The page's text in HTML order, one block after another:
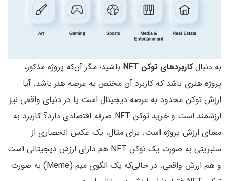
به دنبالکاربردهای توکن NFT
باشید؛ مگر آن‌که پروژه مذکور،
پروژه هنری باشد که کاربرد آن مختص به عرصه هنر باشد. آیا
ارزش توکن محدود به عرصه دیجیتال است یا در دنیای واقعی نیز
ارزشمند است و خرید توکن NFT صرفه اقتصادی دارد؟ کاربرد به
معنای ارزش پروژه است. برای مثال، یک عکس انحصاری از
سلبریتی به صورت یک توکن NFT هم دارای ارزش دیجیتالی است
و هم ارزش واقعی. در حالی‌که یک الگوی میم (Meme) به صورت